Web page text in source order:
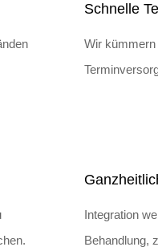
Schnelle
Wir
Integration
Behandlung,